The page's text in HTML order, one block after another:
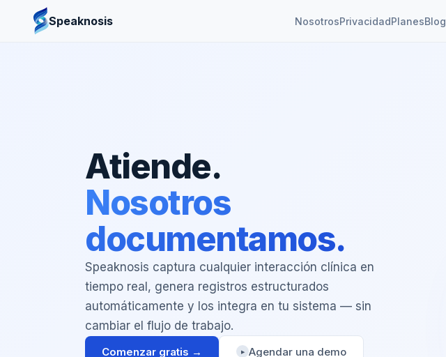
Speaknosis NosotrosPrivacidadPlanesBlog
Escucha.
Nosotros
documentamos.
Speaknosis captura cualquier interacción clínica en
tiempo real, genera registros estructurados
automáticamente y los integra en tu sistema — sin
cambiar el flujo de trabajo.
Comenzar gratis → ▶ Agendar una demo